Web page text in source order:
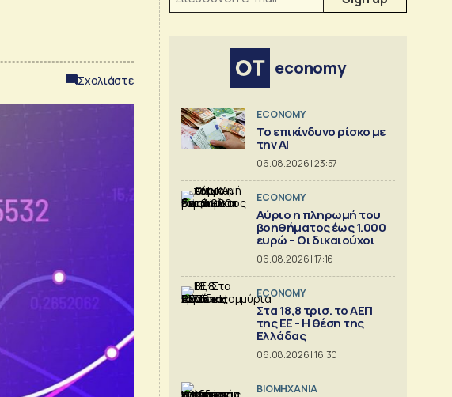
Σχολιάστε
economy
ECONOMY
Το επικίνδυνο ρίσκο με
την ΑΙ
06.08.2026 | 23:57
ECONOMY
Αύριο η πληρωμή του
βοηθήματος έως 1.000
ευρώ – Oι δικαιούχοι
06.08.2026 | 17:16
ECONOMY
Στα 18,8 τρισ. το ΑΕΠ
της ΕΕ - Η θέση της
Ελλάδας
06.08.2026 | 16:30
ΒΙΟΜΗΧΑΝΙΑ